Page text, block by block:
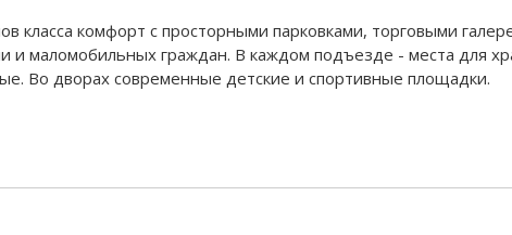
комфорт с просторными парковками, торговыми
маломобильных граждан. В каждом подъезде - места для
Во дворах современные детские и спортивные площадки.